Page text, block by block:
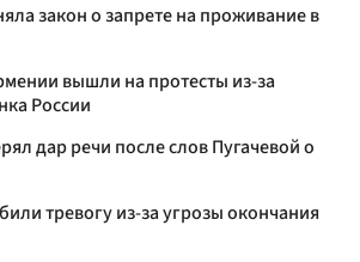
закон о запрете на проживание в
вышли на протесты из-за
России
дар речи после слов Пугачевой о
тревогу из-за угрозы окончания